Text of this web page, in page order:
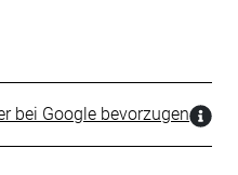
bei Google bevorzugen